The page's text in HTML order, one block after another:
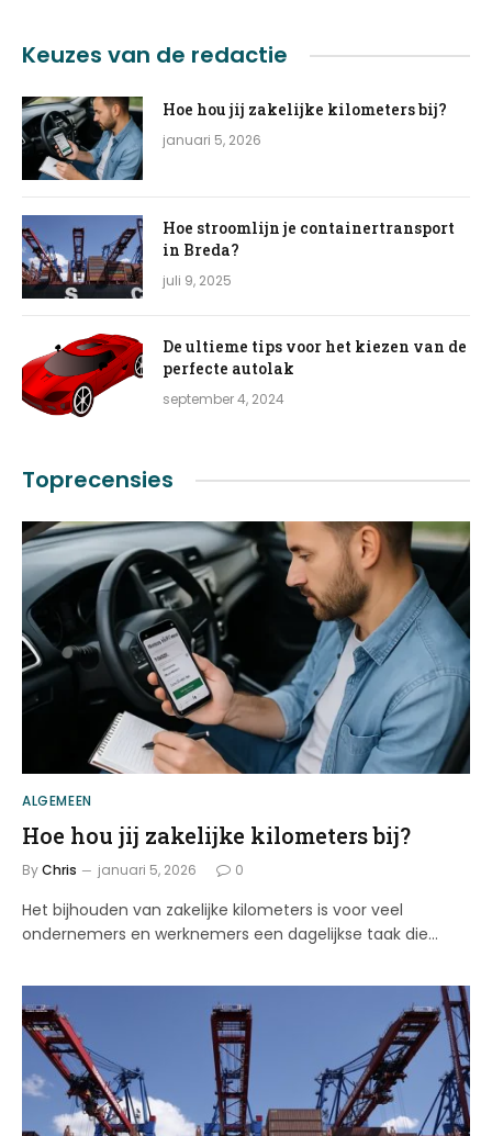
Keuzes van de redactie
Hoe hou jij zakelijke kilometers bij?
januari 5, 2026
Hoe stroomlijn je containertransport
in Breda?
juli 9, 2025
De ultieme tips voor het kiezen van de
perfecte autolak
september 4, 2024
Toprecensies
ALGEMEEN
Hoe hou jij zakelijke kilometers bij?
ByChris januari 5, 2026 0
Het bijhouden van zakelijke kilometers is voor veel
ondernemers en werknemers een dagelijkse taak die…